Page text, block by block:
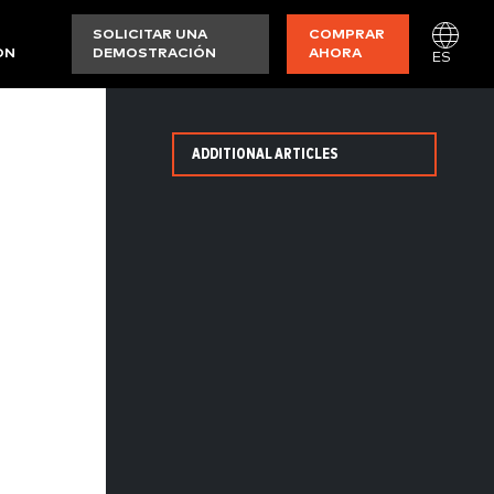
SOLICITAR UNA
DEMOSTRACIÓN
COMPRAR
AHORA
ES
ADDITIONAL ARTICLES